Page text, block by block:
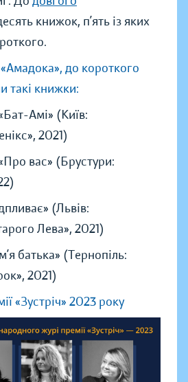
книжок, п’ять із яких
до короткого
такі книжки:
Амі» (Київ:
2021)
вас» (Брустури:
(Львів:
Лева», 2021)
батька» (Тернопіль:
2021)
«Зустріч» 2023 року